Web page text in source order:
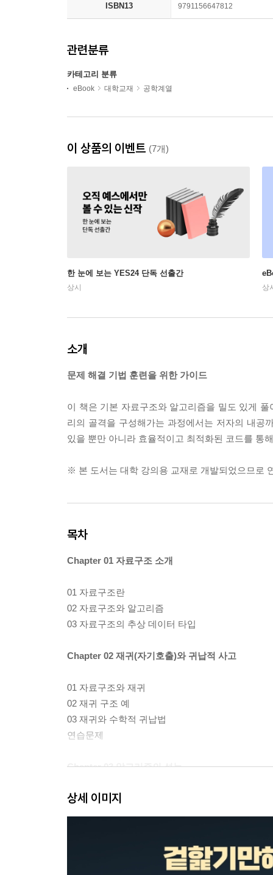
ISBN13 9791156647812
관련분류
카테고리 분류
eBook 대학교재 공학계열
이 상품의 이벤트 (7개)
한 눈에 보는 YES24 단독 선출간
상시 상
소개
문제 해결 기법 훈련을 위한 가이드
이 책은 기본 자료구조와 알고리즘을 밀도 있게
리의 골격을 구성해가는 과정에서는 저자의 내공
있을 뿐만 아니라 효율적이고 최적화된 코드를 통
※ 본 도서는 대학 강의용 교재로 개발되었으므로
목차
Chapter 01 자료구조 소개
01 자료구조란
02 자료구조와 알고리즘
03 자료구조의 추상 데이터 타입
Chapter 02 재귀(자기호출)와 귀납적 사고
01 자료구조와 재귀
02 재귀 구조 예
03 재귀와 수학적 귀납법
연습문제
Chapter 03 알고리즘의 성능
01 알고리즘 수행 시간이란
02 알고리즘 복잡도
상세 이미지